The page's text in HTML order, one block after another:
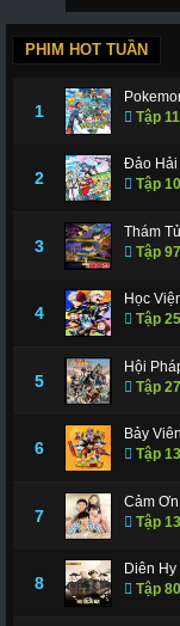
PHIM HOT TUẦN
1
Tập
2
Đảo Hải
Tập
3
Thám
Tập
4
Học
Tập
5
Hội
Tập
6
Bảy
Tập
7
Cảm
Tập
8
Diên
Tập